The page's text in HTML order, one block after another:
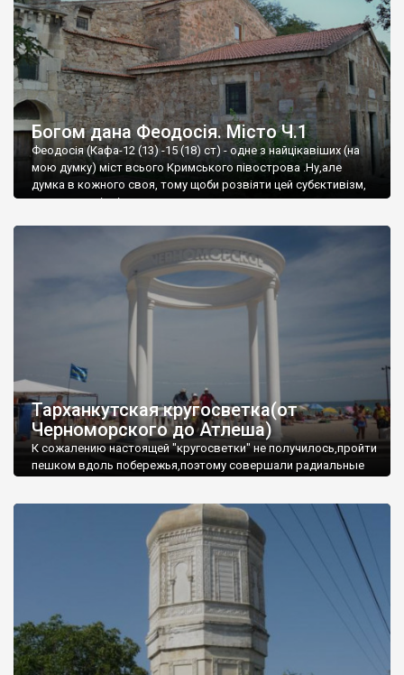
Богом дана Феодосія. Місто Ч.1
Феодосія (Кафа-12 (13) -15 (18) ст) - одне з найцікавіших (на
мою думку) міст всього Кримського півострова .Ну,але
думка в кожного своя, тому щоби розвіяти цей субєктивізм,
запрошую відвідати це
Тарханкутская кругосветка(от
Черноморского до Атлеша)
К сожалению настоящей "кругосветки" не получилось,пройти
пешком вдоль побережья,поэтому совершали радиальные